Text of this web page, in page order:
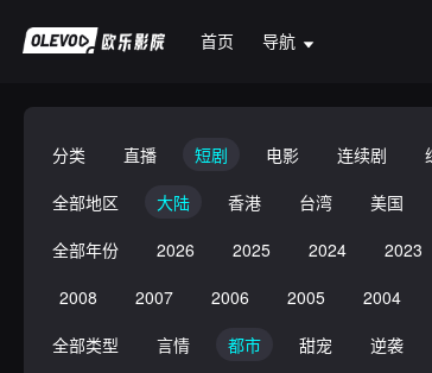
首页 导航
分类 直播 短剧 电影 连续剧
全部地区
大陆 香港 台湾 美国
全部年份
2026 2025 2024 2023
2008
2007 2006 2005 2004
全部类型
言情 都市 甜宠 逆袭